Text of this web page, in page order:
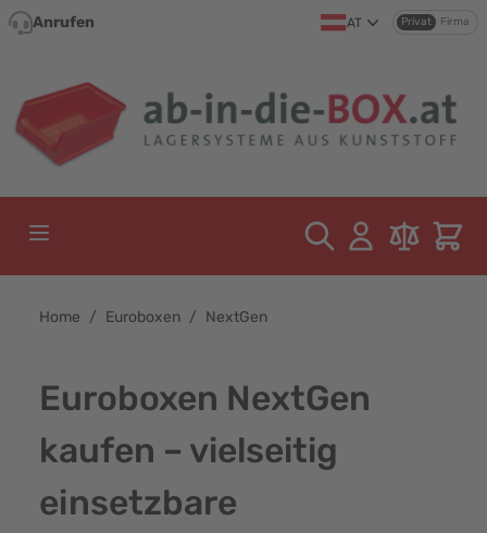
Direkt zum Inhalt
Anrufen AT Privat Firma
Home / Euroboxen / NextGen
Euroboxen NextGen
kaufen – vielseitig
einsetzbare